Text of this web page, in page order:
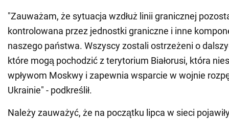
"Zauważam, że sytuacja wzdłuż linii granicznej
kontrolowana przez jednostki graniczne i inne
naszego państwa. Wszyscy zostali ostrzeżeni o
które mogą pochodzić z terytorium Białorusi, która
wpływom Moskwy i zapewnia wsparcie w wojnie
Ukrainie" - podkreślił.
Należy zauważyć, że na początku lipca w sieci